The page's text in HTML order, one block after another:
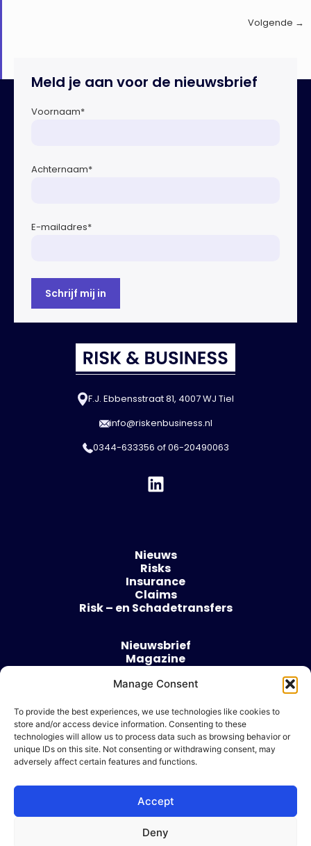
Manage Consent
To provide the best experiences, we use technologies like cookies to
store and/or access device information. Consenting to these
technologies will allow us to process data such as browsing behavior or
unique IDs on this site. Not consenting or withdrawing consent, may
adversely affect certain features and functions.
Accept
Deny
Volgende →
Meld je aan voor de nieuwsbrief
Voornaam*
Achternaam*
E-mailadres*
F.J. Ebbensstraat 81, 4007 WJ Tiel
info@riskenbusiness.nl
0344-633356 of06-20490063
Nieuws
Risks
Insurance
Claims
Risk – en Schadetransfers
Nieuwsbrief
Magazine
Over
Algemene voorwaarden
Cookie beleid
Ik wil adverteren